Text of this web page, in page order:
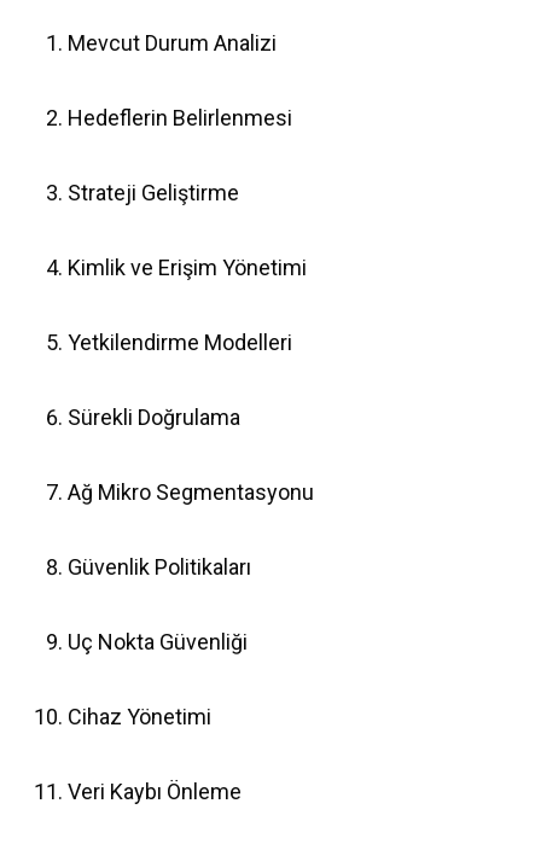
Mevcut Durum Analizi
Hedeflerin Belirlenmesi
Strateji Geliştirme
Kimlik ve Erişim Yönetimi
Yetkilendirme Modelleri
Sürekli Doğrulama
Ağ Mikro Segmentasyonu
Güvenlik Politikaları
Uç Nokta Güvenliği
Cihaz Yönetimi
Veri Kaybı Önleme